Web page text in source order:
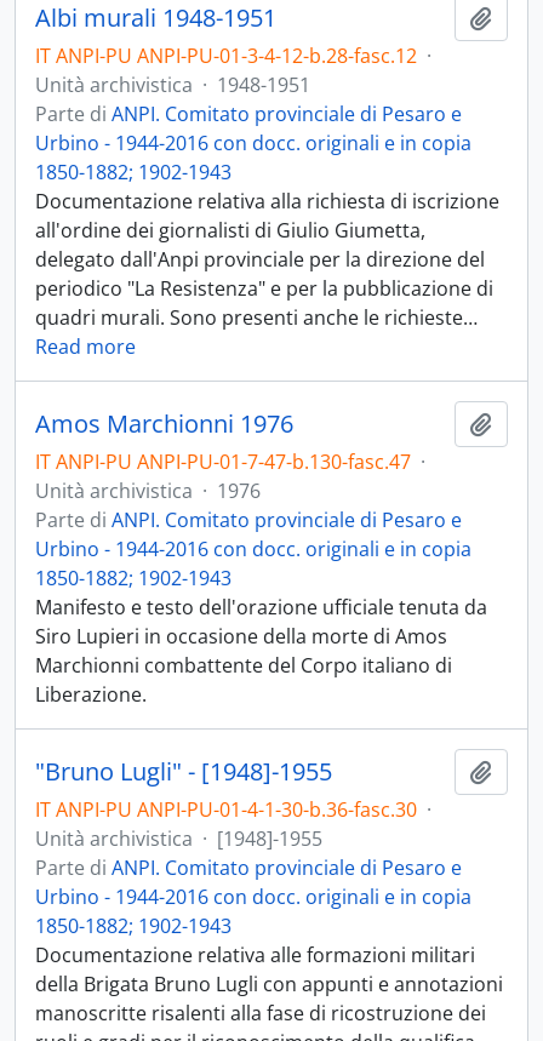
Albi murali 1948-1951
IT ANPI-PU ANPI-PU-01-3-4-12-b.28-fasc.12 ·
Unità archivistica · 1948-1951
Parte di ANPI. Comitato provinciale di Pesaro e
Urbino - 1944-2016 con docc. originali e in copia
1850-1882; 1902-1943
Documentazione relativa alla richiesta di iscrizione
all'ordine dei giornalisti di Giulio Giumetta,
delegato dall'Anpi provinciale per la direzione del
periodico "La Resistenza" e per la pubblicazione di
quadri murali. Sono presenti anche le richieste…
Read more
Amos Marchionni 1976
IT ANPI-PU ANPI-PU-01-7-47-b.130-fasc.47 ·
Unità archivistica · 1976
Parte di ANPI. Comitato provinciale di Pesaro e
Urbino - 1944-2016 con docc. originali e in copia
1850-1882; 1902-1943
Manifesto e testo dell'orazione ufficiale tenuta da
Siro Lupieri in occasione della morte di Amos
Marchionni combattente del Corpo italiano di
Liberazione.
"Bruno Lugli" - [1948]-1955
IT ANPI-PU ANPI-PU-01-4-1-30-b.36-fasc.30 ·
Unità archivistica · [1948]-1955
Parte di ANPI. Comitato provinciale di Pesaro e
Urbino - 1944-2016 con docc. originali e in copia
1850-1882; 1902-1943
Documentazione relativa alle formazioni militari
della Brigata Bruno Lugli con appunti e annotazioni
manoscritte risalenti alla fase di ricostruzione dei